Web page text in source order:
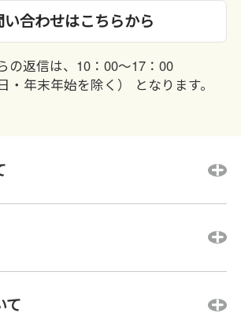
い合わせはこちらから
の返信は、10：00〜17：00
・年末年始を除く） となります。
て